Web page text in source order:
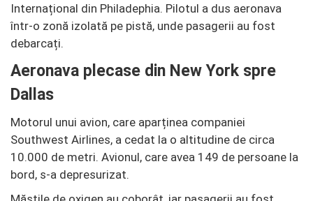
Internațional din Philadephia. Pilotul a dus aeronava
într-o zonă izolată pe pistă, unde pasagerii au fost
debarcați.
Aeronava plecase din New York spre
Dallas
Motorul unui avion, care aparținea companiei
Southwest Airlines, a cedat la o altitudine de circa
10.000 de metri. Avionul, care avea 149 de persoane la
bord, s-a depresurizat.